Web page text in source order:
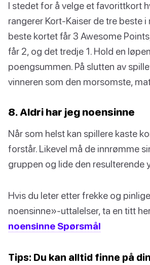
I stedet for å velge et favorittkort
rangerer Kort-Kaiser de tre beste
beste kortet får 3 Awesome
får 2, og det tredje 1. Hold en
poengsummen. På slutten av
vinneren som den morsomste,
8. Aldri har jeg noensinne
Når som helst kan spillere kaste
forstår. Likevel må de innrømme
gruppen og lide den resulterende
Hvis du leter etter frekke og
noensinne»-uttalelser, ta en titt
noensinne Spørsmål
Tips: Du kan alltid finne på